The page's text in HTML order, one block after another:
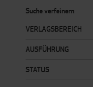
Suche verfeinern
VERLAGSBEREICH
AUSFÜHRUNG
STATUS